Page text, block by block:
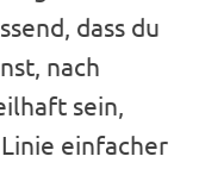
dass du
nach
sein,
einfacher